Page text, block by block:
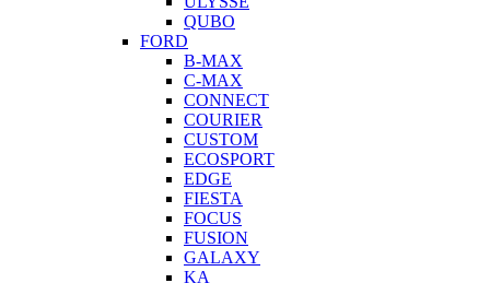
QUBO
FORD
B-MAX
C-MAX
CONNECT
COURIER
CUSTOM
ECOSPORT
EDGE
FIESTA
FOCUS
FUSION
GALAXY
KA